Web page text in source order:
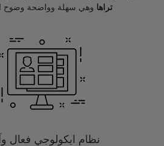
تراها وهي سهلة وواضحة وضوح
نظام ايكولوجي فعال